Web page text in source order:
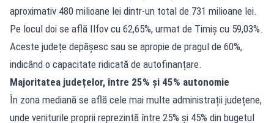
aproximativ 480 milioane lei dintr-un total de 731 milioane lei.
Pe locul doi se află Ilfov cu 62,65%, urmat de Timiș cu 59,03%.
Aceste județe depășesc sau se apropie de pragul de 60%,
indicând o capacitate ridicată de autofinanțare.
Majoritatea județelor, între 25% și 45% autonomie
În zona mediană se află cele mai multe administrații județene,
unde veniturile proprii reprezintă între 25% și 45% din bugetul